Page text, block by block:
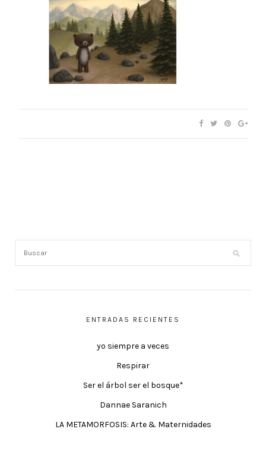
ENTRADAS RECIENTES
yo siempre a veces
Respirar
Ser el árbol ser el bosque*
Dannae Saranich
LA METAMORFOSIS: Arte & Maternidades